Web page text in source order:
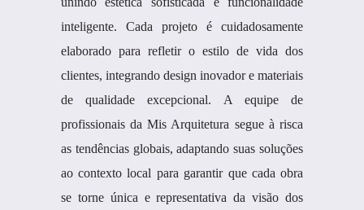
inteligente. Cada projeto é cuidadosamente
elaborado para refletir o estilo de vida dos
clientes, integrando design inovador e materiais
de qualidade excepcional. A equipe de
profissionais da Mis Arquitetura segue à risca
as tendências globais, adaptando suas soluções
ao contexto local para garantir que cada obra
se torne única e representativa da visão dos